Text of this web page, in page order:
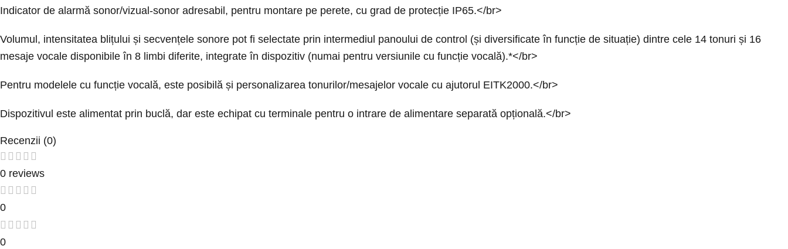
Indicator de alarmă sonor/vizual-sonor adresabil, pentru montare pe perete, cu grad de protecție IP65.</br>
Volumul, intensitatea blițului și secvențele sonore pot fi selectate prin intermediul panoului de control (și diversificate în funcție de situație) dintre cele 14 tonuri și 16
mesaje vocale disponibile în 8 limbi diferite, integrate în dispozitiv (numai pentru versiunile cu funcție vocală).*</br>
Pentru modelele cu funcție vocală, este posibilă și personalizarea tonurilor/mesajelor vocale cu ajutorul EITK2000.</br>
Dispozitivul este alimentat prin buclă, dar este echipat cu terminale pentru o intrare de alimentare separată opțională.</br>
Recenzii (0)
0 reviews
0
0